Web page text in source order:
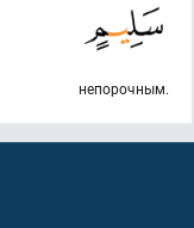
непорочным.